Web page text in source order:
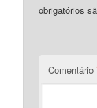
obrigatórios
Comentário